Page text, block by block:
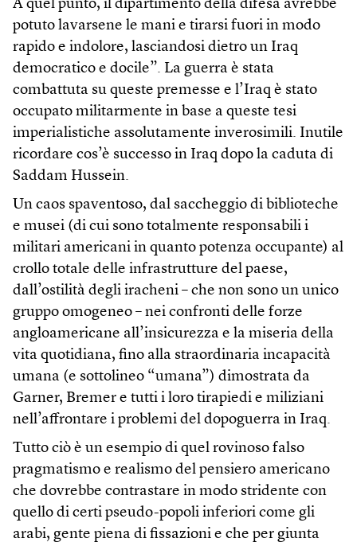
A quel punto, il dipartimento della difesa avrebbe
potuto lavarsene le mani e tirarsi fuori in modo
rapido e indolore, lasciandosi dietro un Iraq
democratico e docile”. La guerra è stata
combattuta su queste premesse e l’Iraq è stato
occupato militarmente in base a queste tesi
imperialistiche assolutamente inverosimili. Inutile
ricordare cos’è successo in Iraq dopo la caduta di
Saddam Hussein.
Un caos spaventoso, dal saccheggio di biblioteche
e musei (di cui sono totalmente responsabili i
militari americani in quanto potenza occupante) al
crollo totale delle infrastrutture del paese,
dall’ostilità degli iracheni – che non sono un unico
gruppo omogeneo – nei confronti delle forze
angloamericane all’insicurezza e la miseria della
vita quotidiana, fino alla straordinaria incapacità
umana (e sottolineo “umana”) dimostrata da
Garner, Bremer e tutti i loro tirapiedi e miliziani
nell’affrontare i problemi del dopoguerra in Iraq.
Tutto ciò è un esempio di quel rovinoso falso
pragmatismo e realismo del pensiero americano
che dovrebbe contrastare in modo stridente con
quello di certi pseudo-popoli inferiori come gli
arabi, gente piena di fissazioni e che per giunta